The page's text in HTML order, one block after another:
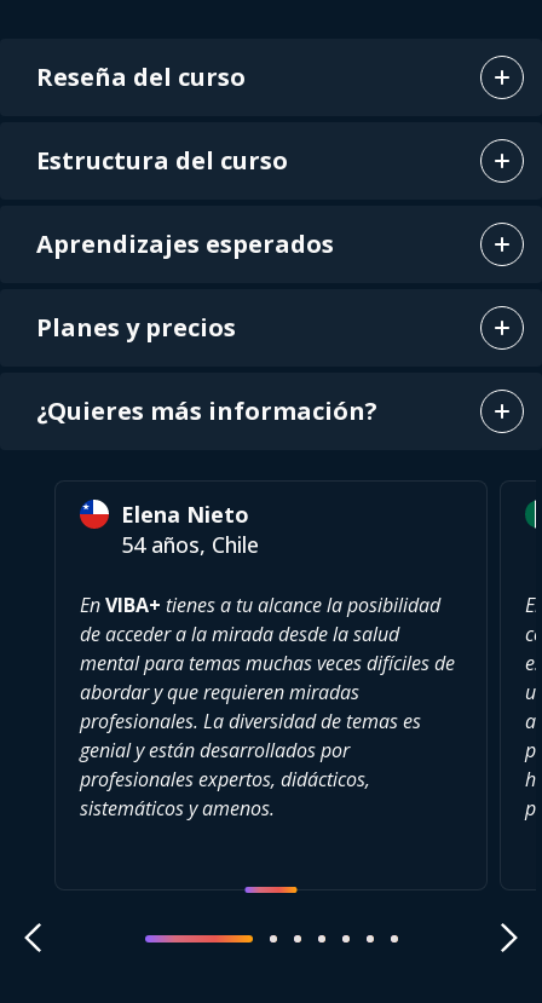
Reseña del curso
Estructura del curso
Aprendizajes esperados
Planes y precios
¿Quieres más información?
Elena Nieto
54 años, Chile
EnVIBA+ tienes a tu alcance la posibilidad
de acceder a la mirada desde la salud
mental para temas muchas veces difíciles de
abordar y que requieren miradas
profesionales. La diversidad de temas es
genial y están desarrollados por
profesionales expertos, didácticos,
sistemáticos y amenos.